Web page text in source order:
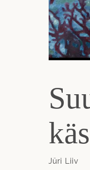
Jüri Liiv